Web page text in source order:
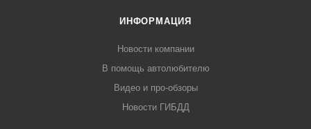
ИНФОРМАЦИЯ
Новости компании
В помощь автолюбителю
Видео и про-обзоры
Новости ГИБДД